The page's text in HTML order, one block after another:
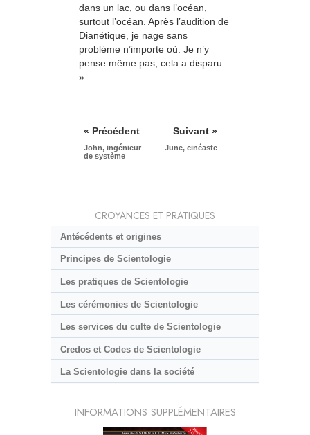
dans un lac, ou dans l’océan,
surtout l’océan. Après l’audition de
Dianétique, je nage sans
problème n’importe où. Je n’y
pense même pas, cela a disparu.
»
« Précédent
John, ingénieur
de système
Suivant »
June, cinéaste
CROYANCES ET PRATIQUES
Antécédents et origines
Principes de Scientologie
Les pratiques de Scientologie
Les cérémonies de Scientologie
Les services du culte de Scientologie
Credos et Codes de Scientologie
La Scientologie dans la société
INFORMATIONS SUPPLÉMENTAIRES